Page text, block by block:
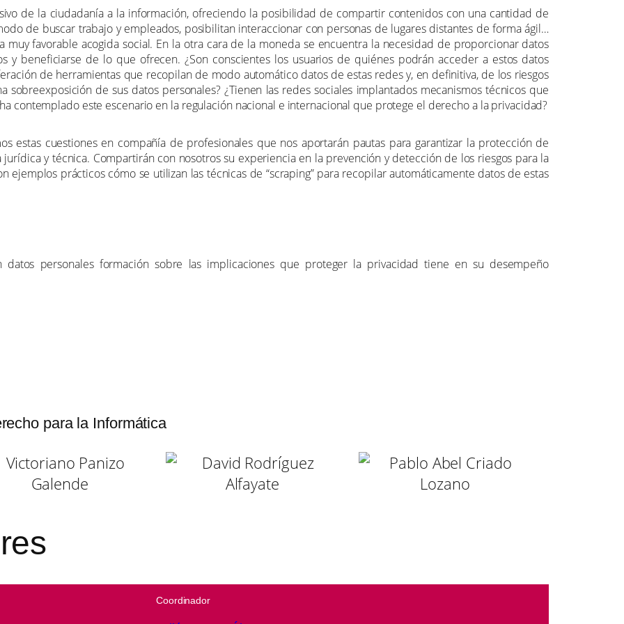
de la ciudadanía a la información, ofreciendo la posibilidad de compartir contenidos con una cantidad de
de buscar trabajo y empleados, posibilitan interaccionar con personas de lugares distantes de forma ágil…
favorable acogida social. En la otra cara de la moneda se encuentra la necesidad de proporcionar datos
y beneficiarse de lo que ofrecen. ¿Son conscientes los usuarios de quiénes podrán acceder a estos datos
de herramientas que recopilan de modo automático datos de estas redes y, en definitiva, de los riesgos
de sus datos personales? ¿Tienen las redes sociales implantados mecanismos técnicos que
contemplado este escenario en la regulación nacional e internacional que protege el derecho a la privacidad?
estas cuestiones en compañía de profesionales que nos aportarán pautas para garantizar la protección de
y técnica. Compartirán con nosotros su experiencia en la prevención y detección de los riesgos para la
ejemplos prácticos cómo se utilizan las técnicas de “scraping” para recopilar automáticamente datos de estas
datos personales formación sobre las implicaciones que proteger la privacidad tiene en su desempeño
para la Informática
Coordinador